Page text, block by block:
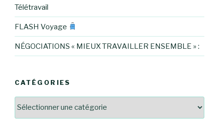
Télétravail
FLASH Voyage
NÉGOCIATIONS « MIEUX TRAVAILLER ENSEMBLE » :
CATÉGORIES